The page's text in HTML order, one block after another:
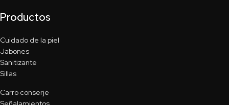
Productos
Cuidado de la piel
Jabones
Sanitizante
Sillas
Carro conserje